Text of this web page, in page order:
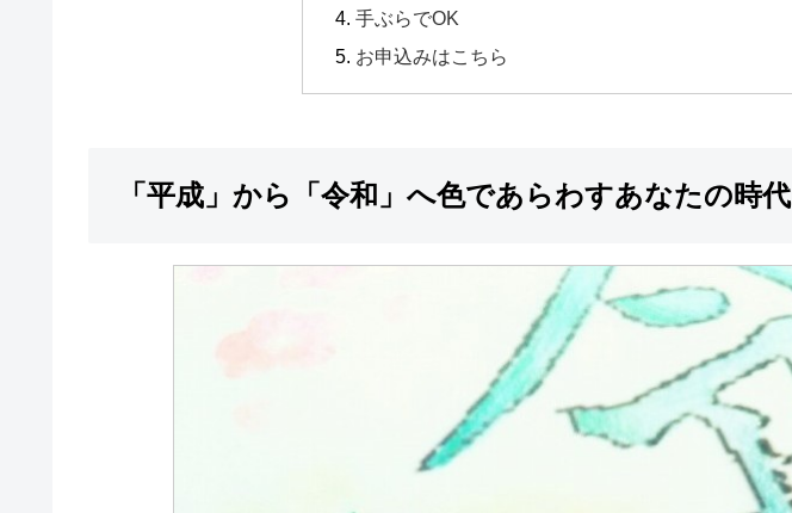
手ぶらでOK
お申込みはこちら
「平成」から「令和」へ色であらわすあなたの時代